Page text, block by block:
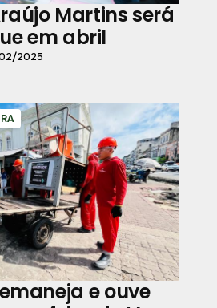
Martins será
em abril
2025
e ouve